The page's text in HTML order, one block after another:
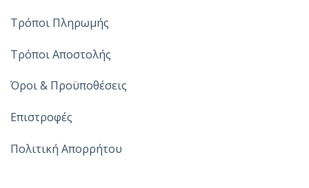
Τρόποι Πληρωμής
Τρόποι Αποστολής
Όροι & Προϋποθέσεις
Επιστροφές
Πολιτική Απορρήτου